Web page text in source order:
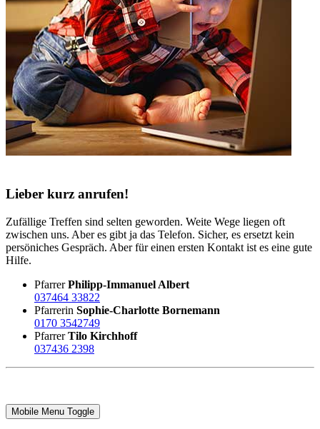
Lieber kurz anrufen!
Zufällige Treffen sind selten geworden. Weite Wege liegen oft
zwischen uns. Aber es gibt ja das Telefon. Sicher, es ersetzt kein
persöniches Gespräch. Aber für einen ersten Kontakt ist es eine gute
Hilfe.
PfarrerPhilipp-Immanuel Albert
037464 33822
Pfarrerin Sophie-Charlotte Bornemann
0170 3542749
PfarrerTilo Kirchhoff
037436 2398
Mobile Menu Toggle